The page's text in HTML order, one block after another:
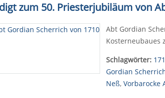
zum 50. Priesterjubiläum von
Abt Gordian
Kosterneubaues
Schlagwörter:
Gordian
Neß, Vorbarocke